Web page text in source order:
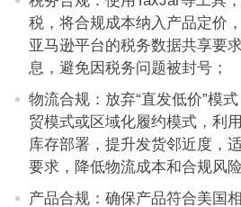
税，将合规成本纳入产品定价
亚马逊平台的税务数据共享要
息，避免因税务问题被封号；
物流合规：放弃“直发低价”模
贸模式或区域化履约模式，利
库存部署，提升发货邻近度，
要求，降低物流成本和合规风险
产品合规：确保产品符合美国